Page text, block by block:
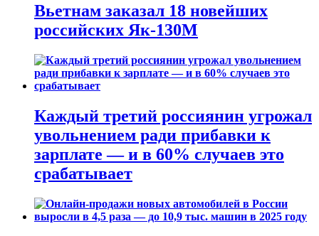
Вьетнам заказал 18 новейших
российских Як-130М
Каждый третий россиянин угрожал
увольнением ради прибавки к
зарплате — и в 60% случаев это
срабатывает